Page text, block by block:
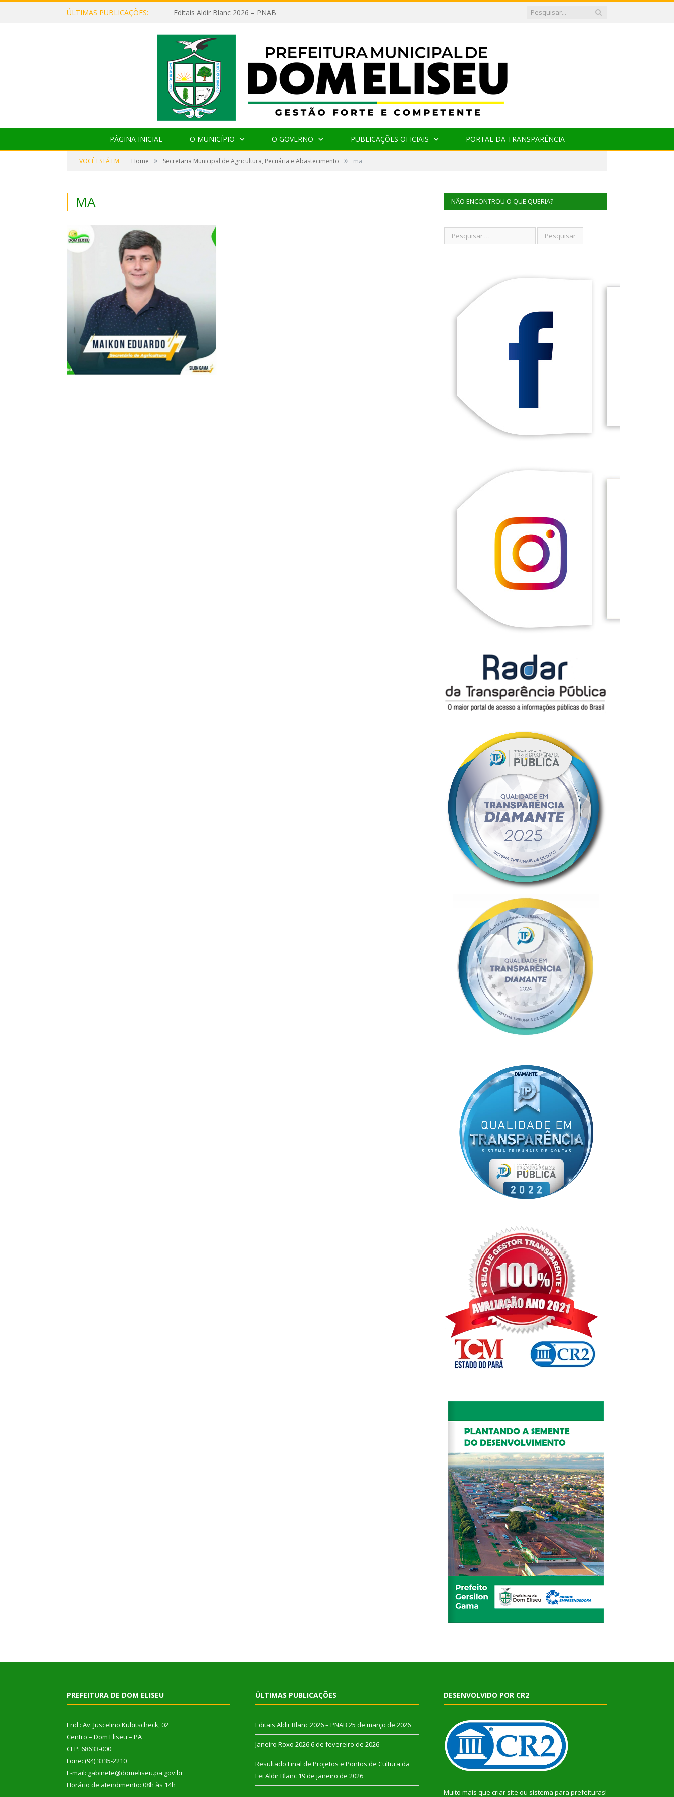
ÚLTIMAS PUBLICAÇÕES: Editais Aldir Blanc 2026 – PNAB
PÁGINA INICIAL O MUNICÍPIO O GOVERNO PUBLICAÇÕES OFICIAIS PORTAL DA TRANSPARÊNCIA
VOCÊ ESTÁ EM: Home » Secretaria Municipal de Agricultura, Pecuária e Abastecimento » ma
MA NÃO ENCONTROU O QUE QUERIA?
PREFEITURA DE DOM ELISEU
End.: Av. Juscelino Kubitscheck, 02
Centro – Dom Eliseu – PA
CEP: 68633-000
Fone: (94) 3335-2210
E-mail: gabinete@domeliseu.pa.gov.br
Horário de atendimento: 08h às 14h
ÚLTIMAS PUBLICAÇÕES
Editais Aldir Blanc 2026 – PNAB 25 de março de 2026
Janeiro Roxo 2026 6 de fevereiro de 2026
Resultado Final de Projetos e Pontos de Cultura da
Lei Aldir Blanc 19 de janeiro de 2026
DESENVOLVIDO POR CR2
Muito mais que criar site ou sistema para prefeituras!